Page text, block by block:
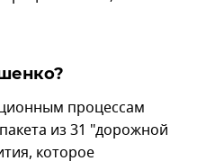
процессам
из 31 "дорожной
которое